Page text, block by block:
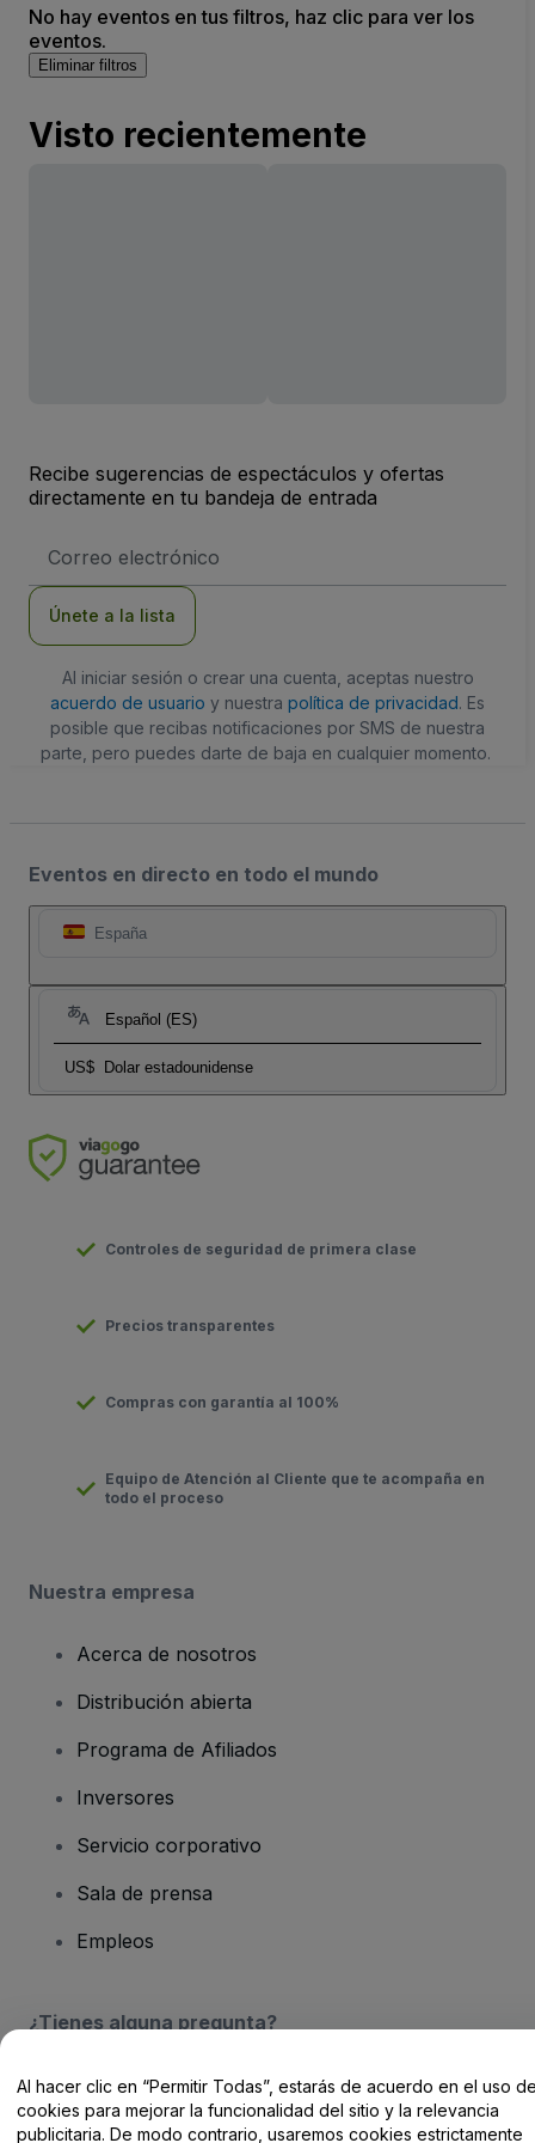
No hay eventos en tus filtros, haz clic para ver los
eventos.
Eliminar filtros
Visto recientemente
Recibe sugerencias de espectáculos y ofertas
directamente en tu bandeja de entrada
de
Únete a la lista
Al iniciar sesión o crear una cuenta, aceptas nuestro
acuerdo de usuario y nuestra política de privacidad. Es
posible que recibas notificaciones por SMS de nuestra
parte, pero puedes darte de baja en cualquier momento.
Eventos en directo en todo el mundo
España
Español (ES)
US$ Dolar estadounidense
Controles de seguridad de primera clase
Precios transparentes
Compras con garantía al 100%
Equipo de Atención al Cliente que te acompaña en
todo el proceso
Nuestra empresa
Acerca de nosotros
Distribución abierta
Programa de Afiliados
Inversores
Servicio corporativo
Sala de prensa
Empleos
¿Tienes alguna pregunta?
Centro de Ayuda / Contacto
Al hacer clic en “Permitir Todas”, estarás de acuerdo en el uso
cookies para mejorar la funcionalidad del sitio y la relevancia
publicitaria. De modo contrario, usaremos cookies estrictamente